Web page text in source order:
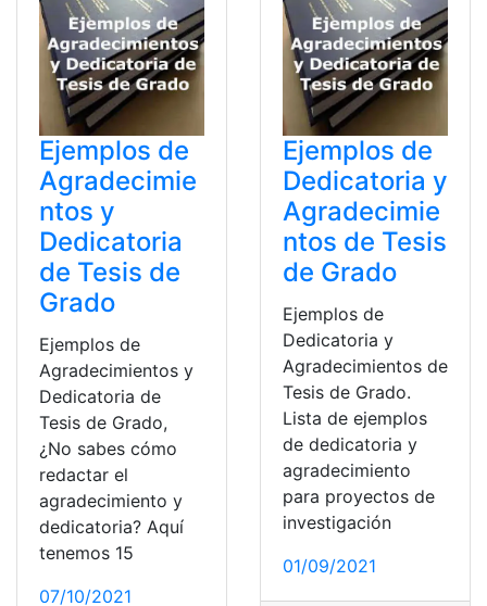
Ejemplos de
Agradecimie
ntos y
Dedicatoria
de Tesis de
Grado
Ejemplos de
Agradecimientos y
Dedicatoria de
Tesis de Grado,
¿No sabes cómo
redactar el
agradecimiento y
dedicatoria? Aquí
tenemos 15
07/10/2021
Ejemplos de
Dedicatoria y
Agradecimie
ntos de Tesis
de Grado
Ejemplos de
Dedicatoria y
Agradecimientos de
Tesis de Grado.
Lista de ejemplos
de dedicatoria y
agradecimiento
para proyectos de
investigación
01/09/2021